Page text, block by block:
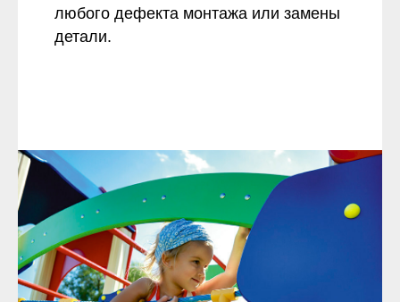
любого дефекта монтажа или замены
детали.